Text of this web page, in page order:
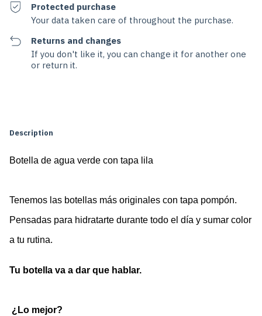
Protected purchase
Your data taken care of throughout the purchase.
Returns and changes
If you don't like it, you can change it for another one
or return it.
Description
Botella de agua verde con tapa lila
Tenemos las botellas más originales con tapa pompón.
Pensadas para hidratarte durante todo el día y sumar color
a tu rutina.
Tu botella va a dar que hablar.
¿Lo mejor?